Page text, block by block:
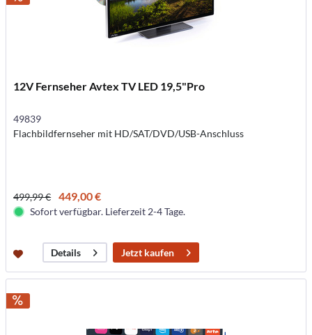
12V Fernseher Avtex TV LED 19,5"Pro
49839
Flachbildfernseher mit HD/SAT/DVD/USB-Anschluss
499,99 € 449,00 €
Sofort verfügbar. Lieferzeit 2-4 Tage.
Details Jetzt kaufen